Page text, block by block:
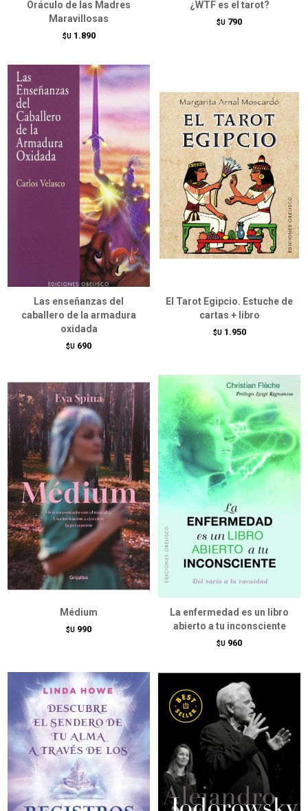
Oráculo de las Madres
Maravillosas
$U 1.890
¿WTF es el tarot?
$U 790
Las enseñanzas del
caballero de la armadura
oxidada
$U 690
El Tarot Egipcio. Estuche de
cartas + libro
$U 1.950
Médium
$U 990
La enfermedad es un libro
abierto a tu inconsciente
$U 960